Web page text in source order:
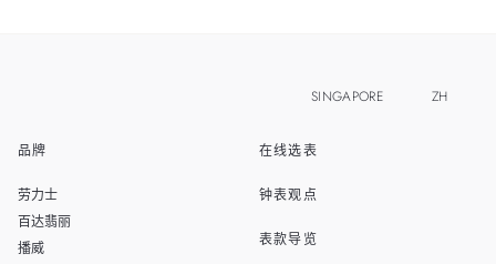
品牌
劳力士
百达翡丽
播威
在线选表
钟表观点
表款导览
SINGAPORE ZH